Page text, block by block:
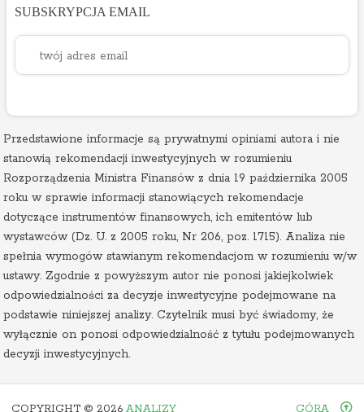
SUBSKRYPCJA EMAIL
Przedstawione informacje są prywatnymi opiniami autora i nie
stanowią rekomendacji inwestycyjnych w rozumieniu
Rozporządzenia Ministra Finansów z dnia 19 października 2005
roku w sprawie informacji stanowiących rekomendacje
dotyczące instrumentów finansowych, ich emitentów lub
wystawców (Dz. U. z 2005 roku, Nr 206, poz. 1715). Analiza nie
spełnia wymogów stawianym rekomendacjom w rozumieniu w/w
ustawy. Zgodnie z powyższym autor nie ponosi jakiejkolwiek
odpowiedzialności za decyzje inwestycyjne podejmowane na
podstawie niniejszej analizy. Czytelnik musi być świadomy, że
wyłącznie on ponosi odpowiedzialność z tytułu podejmowanych
decyzji inwestycyjnych.